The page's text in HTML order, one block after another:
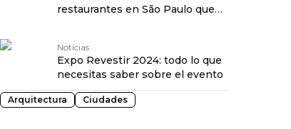
restaurantes en São Paulo que
Notícias
Expo Revestir 2024: todo lo que
necesitas saber sobre el evento
Arquitectura Ciudades